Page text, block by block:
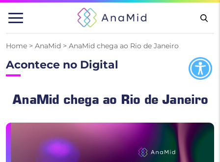
Pular
para
Home > AnaMid > AnaMid chega ao Rio de Janeiro
Acontece no Digital
AnaMid chega ao Rio de Janeiro